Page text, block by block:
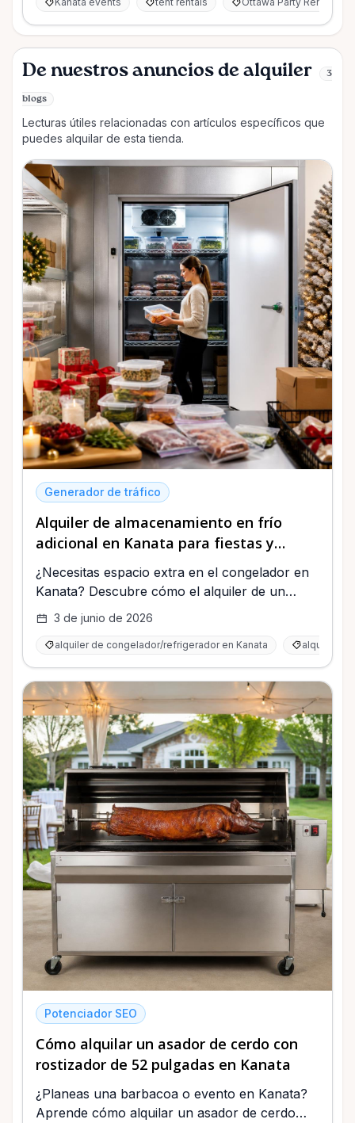
De nuestros anuncios de alquiler 3
blogs
Lecturas útiles relacionadas con artículos específicos que
puedes alquilar de esta tienda.
Generador de tráfico
Alquiler de almacenamiento en frío
adicional en Kanata para fiestas y
preparación de comidas
¿Necesitas espacio extra en el congelador en
Kanata? Descubre cómo el alquiler de un
congelador/refrigerador Midea de 9 pies
cúbicos ayuda con fiestas, preparación de
comidas, eventos y almacenamiento adicional.
3 de junio de 2026
alquiler de congelador/refrigerador en Kanata alquiler
Potenciador SEO
Cómo alquilar un asador de cerdo con
rostizador de 52 pulgadas en Kanata
¿Planeas una barbacoa o evento en Kanata?
Aprende cómo alquilar un asador de cerdo